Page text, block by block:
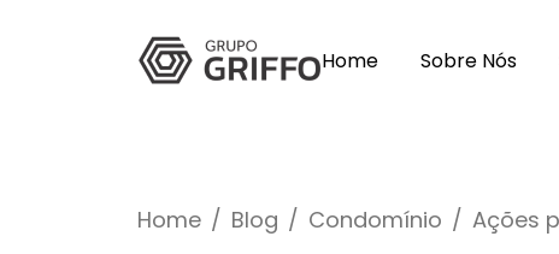
Home Sobre Nós
Home Blog Condomínio Ações